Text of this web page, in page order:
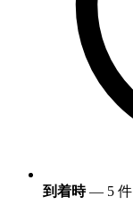
到着時— 5 件